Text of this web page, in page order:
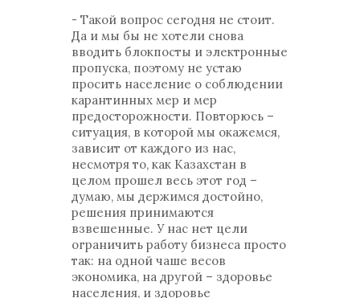
- Такой вопрос сегодня не стоит.
Да и мы бы не хотели снова
вводить блокпосты и электронные
пропуска, поэтому не устаю
просить население о соблюдении
карантинных мер и мер
предосторожности. Повторюсь –
ситуация, в которой мы окажемся,
зависит от каждого из нас,
несмотря то, как Казахстан в
целом прошел весь этот год –
думаю, мы держимся достойно,
решения принимаются
взвешенные. У нас нет цели
ограничить работу бизнеса просто
так: на одной чаше весов
экономика, на другой – здоровье
населения, и здоровье